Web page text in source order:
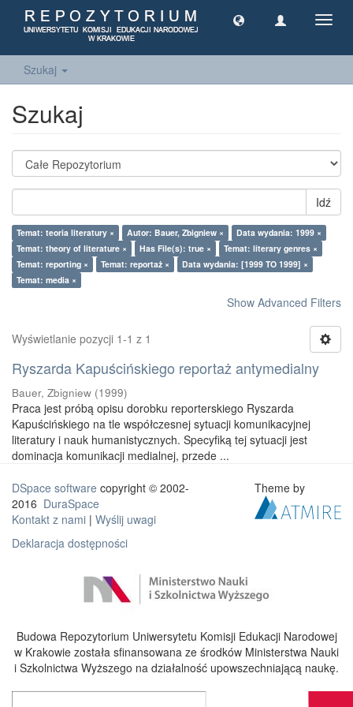
Szukaj
Szukaj
Idź
Temat: teoria literatury × Autor: Bauer, Zbigniew ×
Data wydania: 1999 ×
Temat: theory of literature ×
Has File(s): true ×
Temat: literary genres ×
Temat: reporting ×
Temat: reportaż ×
Data wydania: [1999 TO 1999] ×
Temat: media ×
Show Advanced Filters
Wyświetlanie pozycji 1-1 z 1
Ryszarda Kapuścińskiego reportaż antymedialny
Bauer, Zbigniew (1999)
Praca jest próbą opisu dorobku reporterskiego Ryszarda
Kapuścińskiego na tle współczesnej sytuacji komunikacyjnej
literatury i nauk humanistycznych. Specyfiką tej sytuacji jest
dominacja komunikacji medialnej, przede ...
DSpace software copyright © 2002-
2016 DuraSpace
Kontakt z nami | Wyślij uwagi
Deklaracja dostępności
Theme by
Budowa Repozytorium Uniwersytetu Komisji Edukacji Narodowej
w Krakowie została sfinansowana ze środków Ministerstwa Nauki
i Szkolnictwa Wyższego na działalność upowszechniającą naukę.